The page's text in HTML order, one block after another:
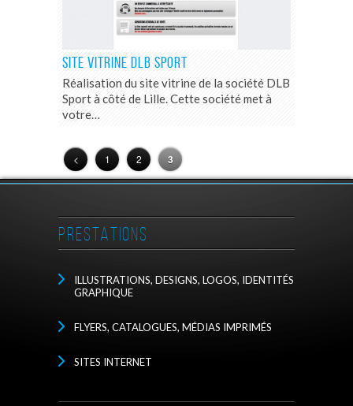
SITE VITRINE DLB SPORT
Réalisation du site vitrine de la société DLB
Sport à côté de Lille. Cette société met à
votre…
< 1 2 3
PRESTATIONS
ILLUSTRATIONS, DESIGNS, LOGOS, IDENTITÉS
GRAPHIQUE
FLYERS, CATALOGUES, MÉDIAS IMPRIMÉS
SITES INTERNET